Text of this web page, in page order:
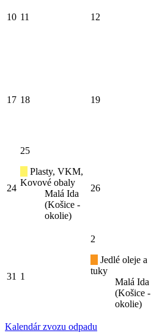
10 11 12
17 18 19
24
25
Plasty, VKM,
Kovové obaly
Malá Ida
(Košice -
okolie)
26
31 1
2
Jedlé oleje a
tuky
Malá Ida
(Košice -
okolie)
Kalendár zvozu odpadu